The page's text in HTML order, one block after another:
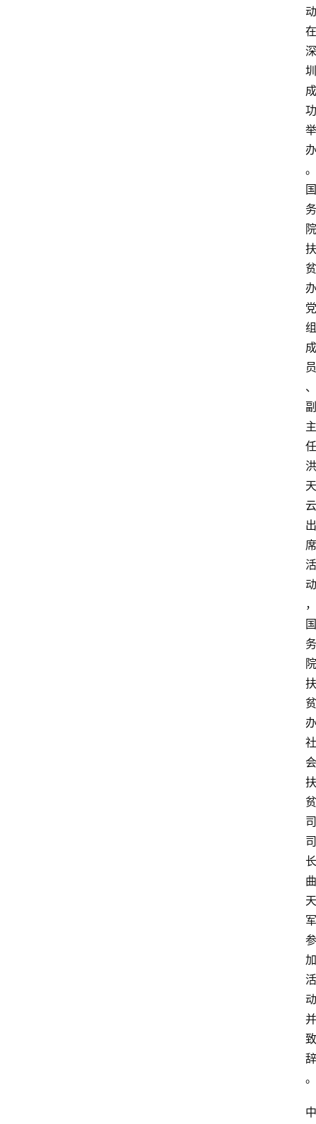
动
在
深
圳
成
功
举
办
。
国
务
院
扶
贫
办
党
组
成
员
、
副
主
任
洪
天
云
出
席
活
动
，
国
务
院
扶
贫
办
社
会
扶
贫
司
司
长
曲
天
军
参
加
活
动
并
致
辞
。
中